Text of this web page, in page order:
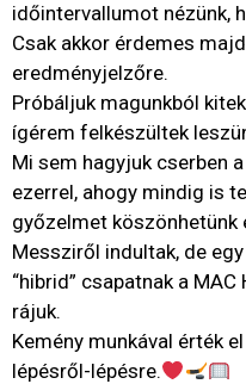
időintervallumot nézünk,
Csak akkor érdemes
eredményjelzőre.
Próbáljuk magunkból
ígérem felkészültek
Mi sem hagyjuk cserben
ezerrel, ahogy mindig is
győzelmet köszönhetünk
Messziről indultak, de
“hibrid” csapatnak a
rájuk.
Kemény munkával érték
lépésről-lépésre.